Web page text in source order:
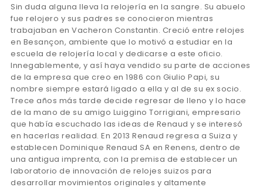
Sin duda alguna lleva la relojería en la sangre. Su abuelo
fue relojero y sus padres se conocieron mientras
trabajaban en Vacheron Constantin. Creció entre relojes
en Besançon, ambiente que lo motivó a estudiar en la
escuela de relojería local y dedicarse a este oficio.
Innegablemente, y así haya vendido su parte de acciones
de la empresa que creo en 1986 con Giulio Papi, su
nombre siempre estará ligado a ella y al de su ex socio.
Trece años más tarde decide regresar de lleno y lo hace
de la mano de su amigo Luiggino Torrigiani, empresario
que había escuchado las ideas de Renaud y se interesó
en hacerlas realidad. En 2013 Renaud regresa a Suiza y
establecen Dominique Renaud SA en Renens, dentro de
una antigua imprenta, con la premisa de establecer un
laboratorio de innovación de relojes suizos para
desarrollar movimientos originales y altamente